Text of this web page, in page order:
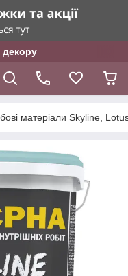
декору
матеріали Skyline,